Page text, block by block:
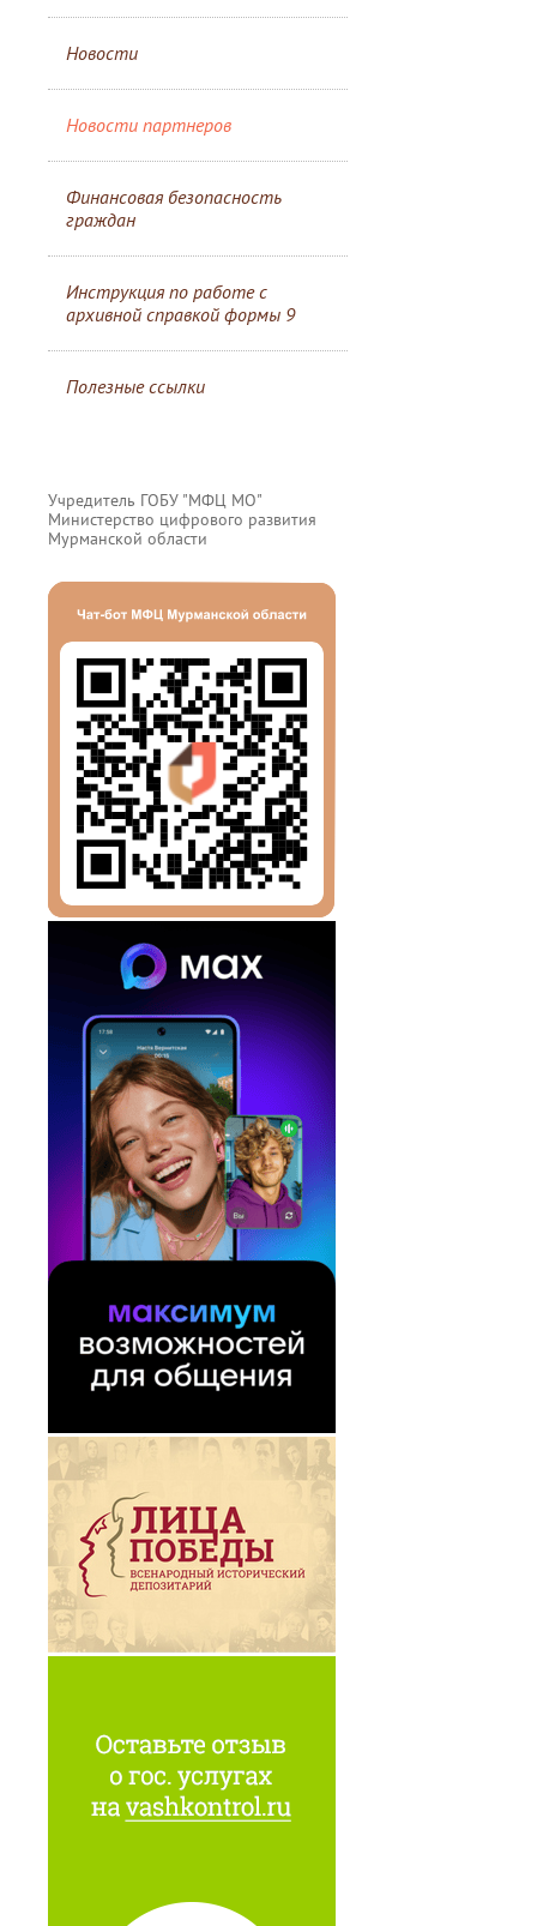
Новости
Новости партнеров
Финансовая безопасность
граждан
Инструкция по работе с
архивной справкой формы 9
Полезные ссылки
Учредитель ГОБУ "МФЦ МО"
Министерство цифрового развития
Мурманской области